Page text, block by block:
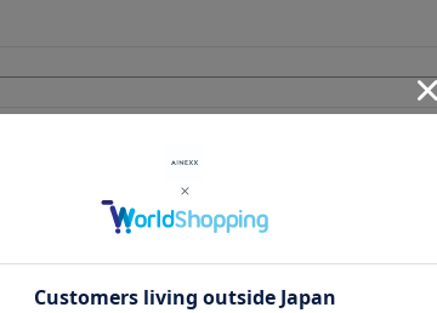
ても良質な生地のネクタイです。胸元にスイッチが入りますね。